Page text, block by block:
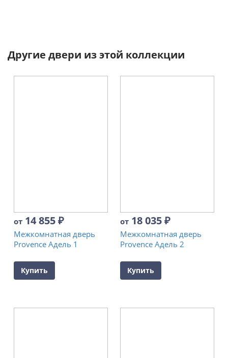
Другие двери из этой коллекции
от 14 855₽
Межкомнатная дверь
Provence Адель 1
Купить
от 18 035₽
Межкомнатная дверь
Provence Адель 2
Купить